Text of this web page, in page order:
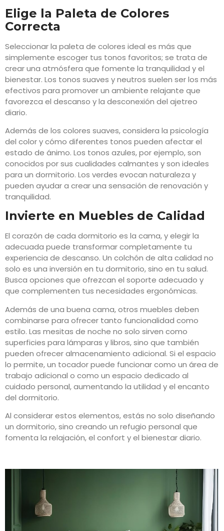
Elige la Paleta de Colores
Correcta
Seleccionar la paleta de colores ideal es más que
simplemente escoger tus tonos favoritos; se trata de
crear una atmósfera que fomente la tranquilidad y el
bienestar. Los tonos suaves y neutros suelen ser los más
efectivos para promover un ambiente relajante que
favorezca el descanso y la desconexión del ajetreo
diario.
Además de los colores suaves, considera la psicología
del color y cómo diferentes tonos pueden afectar el
estado de ánimo. Los tonos azules, por ejemplo, son
conocidos por sus cualidades calmantes y son ideales
para un dormitorio. Los verdes evocan naturaleza y
pueden ayudar a crear una sensación de renovación y
tranquilidad.
Invierte en Muebles de Calidad
El corazón de cada dormitorio es la cama, y elegir la
adecuada puede transformar completamente tu
experiencia de descanso. Un colchón de alta calidad no
solo es una inversión en tu dormitorio, sino en tu salud.
Busca opciones que ofrezcan el soporte adecuado y
que complementen tus necesidades ergonómicas.
Además de una buena cama, otros muebles deben
combinarse para ofrecer tanto funcionalidad como
estilo. Las mesitas de noche no solo sirven como
superficies para lámparas y libros, sino que también
pueden ofrecer almacenamiento adicional. Si el espacio
lo permite, un tocador puede funcionar como un área de
trabajo adicional o como un espacio dedicado al
cuidado personal, aumentando la utilidad y el encanto
del dormitorio.
Al considerar estos elementos, estás no solo diseñando
un dormitorio, sino creando un refugio personal que
fomenta la relajación, el confort y el bienestar diario.